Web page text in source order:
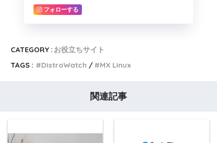
フォローする
CATEGORY : お役立ちサイト
TAGS :
DistroWatch MX Linux
関連記事